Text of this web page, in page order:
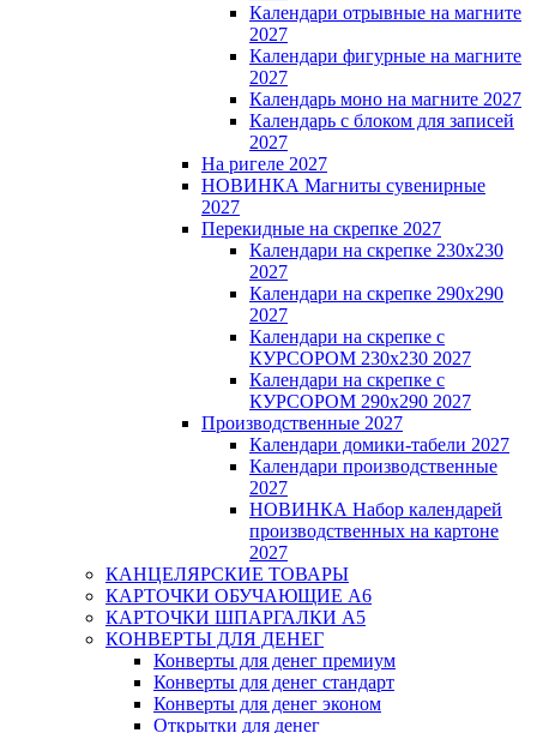
Календари отрывные на магните
2027
Календари фигурные на магните
2027
Календарь моно на магните 2027
Календарь с блоком для записей
2027
На ригеле 2027
НОВИНКА Магниты сувенирные
2027
Перекидные на скрепке 2027
Календари на скрепке 230х230
2027
Календари на скрепке 290х290
2027
Календари на скрепке с
КУРСОРОМ 230х230 2027
Календари на скрепке с
КУРСОРОМ 290х290 2027
Производственные 2027
Календари домики-табели 2027
Календари производственные
2027
НОВИНКА Набор календарей
производственных на картоне
2027
КАНЦЕЛЯРСКИЕ ТОВАРЫ
КАРТОЧКИ ОБУЧАЮЩИЕ А6
КАРТОЧКИ ШПАРГАЛКИ А5
КОНВЕРТЫ ДЛЯ ДЕНЕГ
Конверты для денег премиум
Конверты для денег стандарт
Конверты для денег эконом
Открытки для денег